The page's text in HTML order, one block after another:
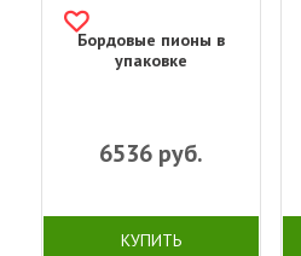
Бордовые пионы в
упаковке
6536 руб.
КУПИТЬ